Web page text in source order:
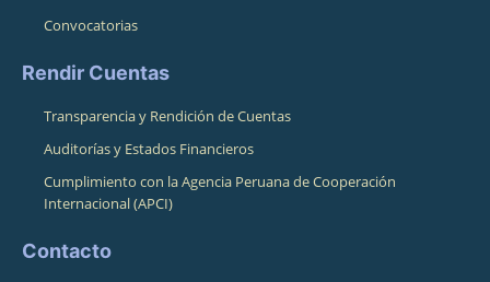
Convocatorias
Rendir Cuentas
Transparencia y Rendición de Cuentas
Auditorías y Estados Financieros
Cumplimiento con la Agencia Peruana de Cooperación
Internacional (APCI)
Contacto